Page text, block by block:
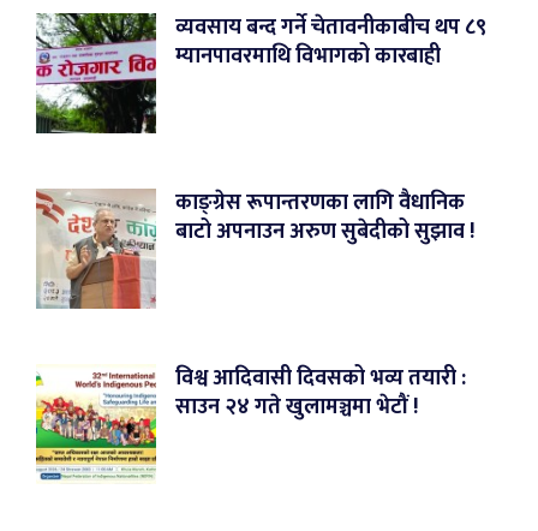
व्यवसाय बन्द गर्ने चेतावनीकाबीच थप ८९
म्यानपावरमाथि विभागको कारबाही
काङ्ग्रेस रूपान्तरणका लागि वैधानिक
बाटो अपनाउन अरुण सुबेदीको सुझाव !
विश्व आदिवासी दिवसको भव्य तयारी :
साउन २४ गते खुलामञ्चमा भेटौं !